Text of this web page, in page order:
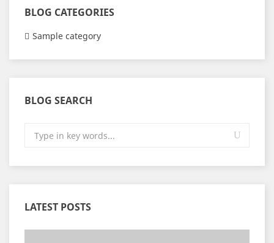
BLOG CATEGORIES
Sample category
BLOG SEARCH
LATEST POSTS